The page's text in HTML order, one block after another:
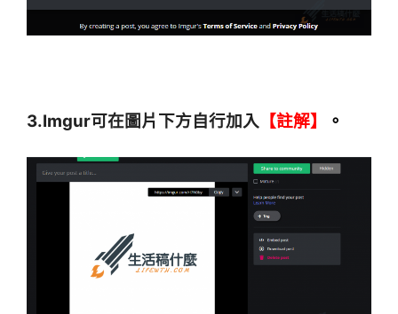
3.Imgur可在圖片下方自行加入 【註解】 。